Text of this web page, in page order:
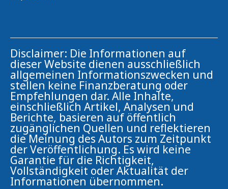
Disclaimer: Die Informationen auf
dieser Website dienen ausschließlich
allgemeinen Informationszwecken und
stellen keine Finanzberatung oder
Empfehlungen dar. Alle Inhalte,
einschließlich Artikel, Analysen und
Berichte, basieren auf öffentlich
zugänglichen Quellen und reflektieren
die Meinung des Autors zum Zeitpunkt
der Veröffentlichung. Es wird keine
Garantie für die Richtigkeit,
Vollständigkeit oder Aktualität der
Informationen übernommen.